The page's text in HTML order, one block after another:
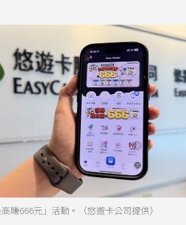
賺666元」活動。（悠遊卡公司提供）